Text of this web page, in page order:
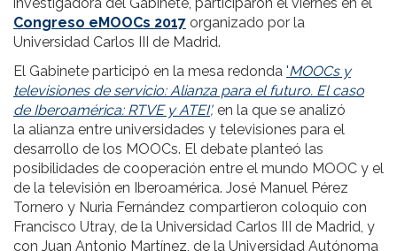
Congreso eMOOCs 2017 organizado por la
Universidad Carlos III de Madrid.
El Gabinete participó en la mesa redonda 'MOOCs y
televisiones de servicio: Alianza para el futuro. El caso
de Iberoamérica: RTVE y ATEI', en la que se analizó
la alianza entre universidades y televisiones para el
desarrollo de los MOOCs. El debate planteó las
posibilidades de cooperación entre el mundo MOOC y el
de la televisión en Iberoamérica. José Manuel Pérez
Tornero y Nuria Fernández compartieron coloquio con
Francisco Utray, de la Universidad Carlos III de Madrid, y
con Juan Antonio Martínez, de la Universidad Autónoma